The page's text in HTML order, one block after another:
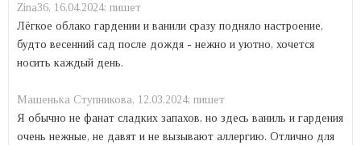
Zina36, 16.04.2024: пишет
Лёгкое облако гардении и ванили сразу подняло настроение,
будто весенний сад после дождя - нежно и уютно, хочется
носить каждый день.
Mашенька Ступникова, 12.03.2024: пишет
Я обычно не фанат сладких запахов, но здесь ваниль и гардения
очень нежные, не давят и не вызывают аллергию. Отлично для